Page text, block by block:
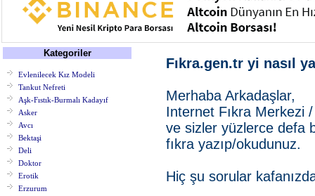
Kategoriler
Evlenilecek Kız Modeli
Tankut Nefreti
Aşk-Fıstık-Burmalı Kadayıf
Asker
Avcı
Bektaşi
Deli
Doktor
Erotik
Erzurum
Fıkra.gen.tr yi nasıl
Merhaba Arkadaşlar,
Internet Fıkra Merkezi
ve sizler yüzlerce defa
fıkra yazıp/okudunuz.
Hiç şu sorular